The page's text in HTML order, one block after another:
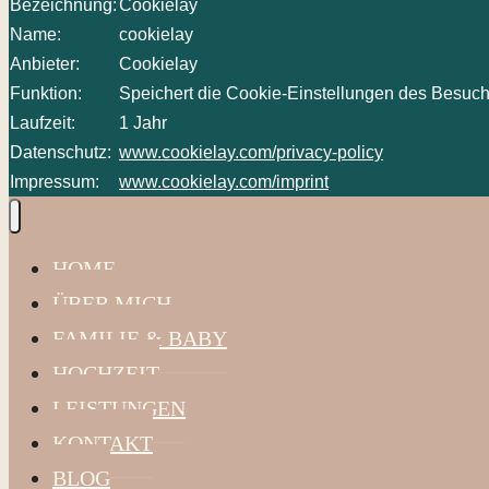
Bezeichnung:Cookielay
Name:
cookielay
Anbieter:
Cookielay
Funktion:
Speichert die Cookie-Einstellungen des
Laufzeit:
1 Jahr
Datenschutz: www.cookielay.com/privacy-policy
Impressum:
www.cookielay.com/imprint
HOME
ÜBER MICH
FAMILIE & BABY
HOCHZEIT
LEISTUNGEN
KONTAKT
BLOG